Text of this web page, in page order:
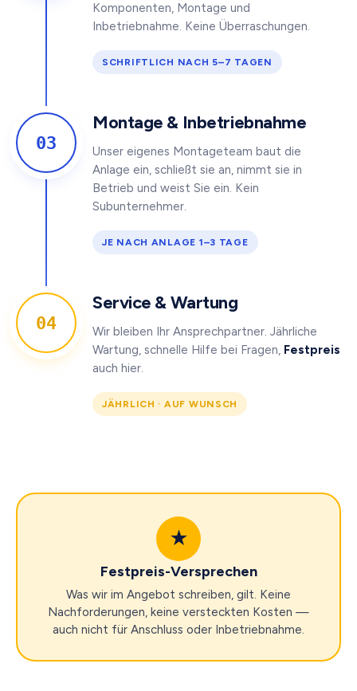
Komponenten, Montage und
Inbetriebnahme. Keine Überraschungen.
SCHRIFTLICH NACH 5–7 TAGEN
03
Montage & Inbetriebnahme
Unser eigenes Montageteam baut die
Anlage ein, schließt sie an, nimmt sie in
Betrieb und weist Sie ein. Kein
Subunternehmer.
JE NACH ANLAGE 1–3 TAGE
04
Service & Wartung
Wir bleiben Ihr Ansprechpartner. Jährliche
Wartung, schnelle Hilfe bei Fragen, Festpreis
auch hier.
JÄHRLICH · AUF WUNSCH
★
Festpreis-Versprechen
Was wir im Angebot schreiben, gilt. Keine
Nachforderungen, keine versteckten Kosten —
auch nicht für Anschluss oder Inbetriebnahme.